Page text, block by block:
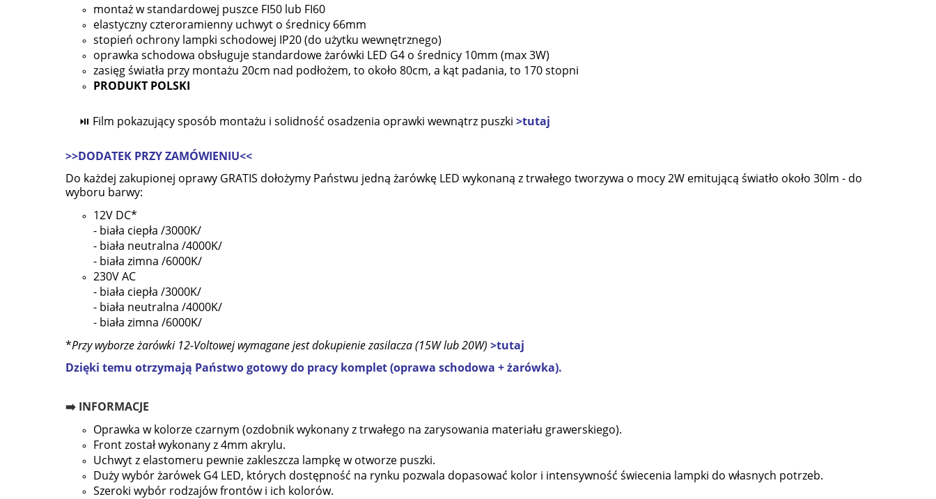
montaż w standardowej puszce FI50 lub FI60
elastyczny czteroramienny uchwyt o średnicy 66mm
stopień ochrony lampki schodowej IP20 (do użytku wewnętrznego)
oprawka schodowa obsługuje standardowe żarówki LED G4 o średnicy 10mm (max 3W)
zasięg światła przy montażu 20cm nad podłożem, to około 80cm, a kąt padania, to 170 stopni
PRODUKT POLSKI
⏯ Film pokazujący sposób montażu i solidność osadzenia oprawki wewnątrz puszki >tutaj
>>DODATEK PRZY ZAMÓWIENIU<<
Do każdej zakupionej oprawy GRATIS dołożymy Państwu jedną żarówkę LED wykonaną z trwałego tworzywa o mocy 2W emitującą światło około 30lm - do
wyboru barwy:
12V DC*
- biała ciepła /3000K/
- biała neutralna /4000K/
- biała zimna /6000K/
230V AC
- biała ciepła /3000K/
- biała neutralna /4000K/
- biała zimna /6000K/
*Przy wyborze żarówki 12-Voltowej wymagane jest dokupienie zasilacza (15W lub 20W) >tutaj
Dzięki temu otrzymają Państwo gotowy do pracy komplet (oprawa schodowa + żarówka).
➡️ INFORMACJE
Oprawka w kolorze czarnym (ozdobnik wykonany z trwałego na zarysowania materiału grawerskiego).
Front został wykonany z 4mm akrylu.
Uchwyt z elastomeru pewnie zakleszcza lampkę w otworze puszki.
Duży wybór żarówek G4 LED, których dostępność na rynku pozwala dopasować kolor i intensywność świecenia lampki do własnych potrzeb.
Szeroki wybór rodzajów frontów i ich kolorów.